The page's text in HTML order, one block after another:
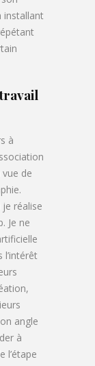
installant
à
de
réalise
Je ne
angle
à
l’étape